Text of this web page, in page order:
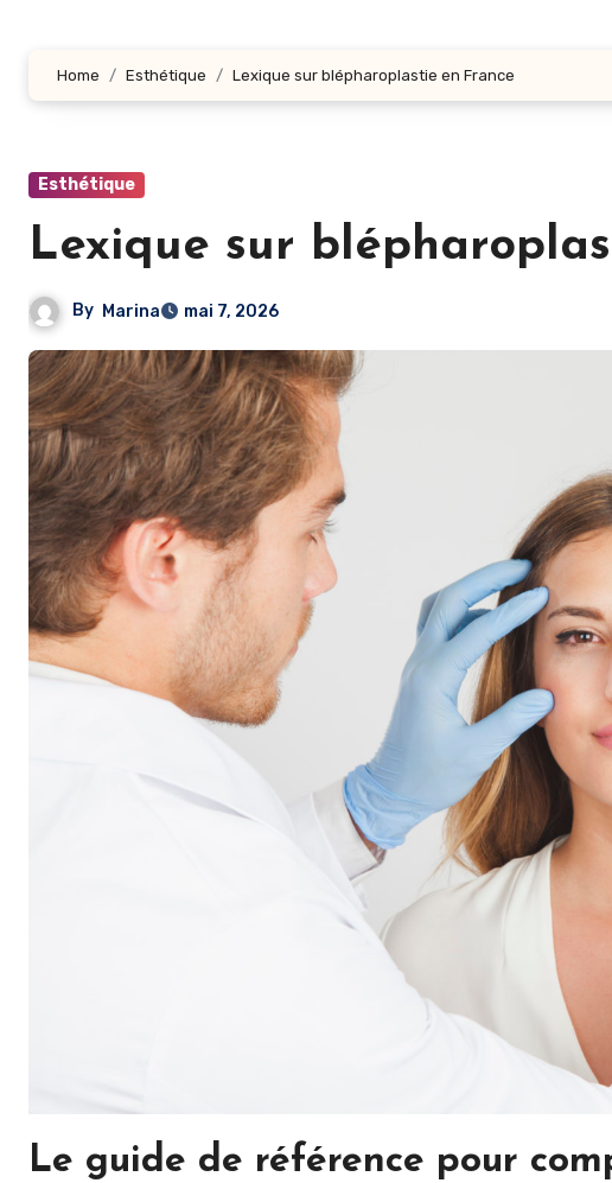
Home Esthétique Lexique sur blépharoplastie en France
Esthétique
Lexique sur
By Marina mai 7, 2026
Le guide de référence pour